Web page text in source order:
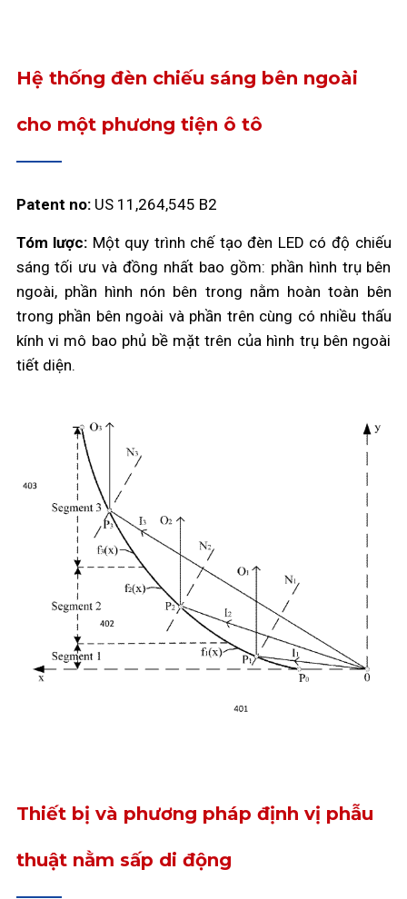
Hệ thống đèn chiếu sáng bên ngoài
cho một phương tiện ô tô
Patent no:US 11,264,545 B2
Tóm lược: Một quy trình chế tạo đèn LED có độ chiếu
sáng tối ưu và đồng nhất bao gồm: phần hình trụ bên
ngoài, phần hình nón bên trong nằm hoàn toàn bên
trong phần bên ngoài và phần trên cùng có nhiều thấu
kính vi mô bao phủ bề mặt trên của hình trụ bên ngoài
tiết diện.
Thiết bị và phương pháp định vị phẫu
thuật nằm sấp di động